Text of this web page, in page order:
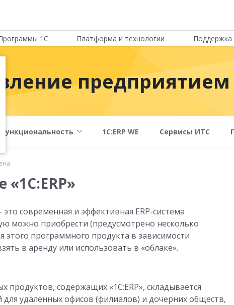
1С Платформа и технологии Поддержка
предприятием
Функциональность 1С:ERP WE Сервисы ИТС
«1С:ERP»
современная и эффективная ERP-система
можно приобрести (предусмотрено несколько
этого программного продукта в зависимости
в аренду или использовать в «облаке».
содержащих «1С:ERP», складывается
удаленных офисов (филиалов) и дочерних обществ,